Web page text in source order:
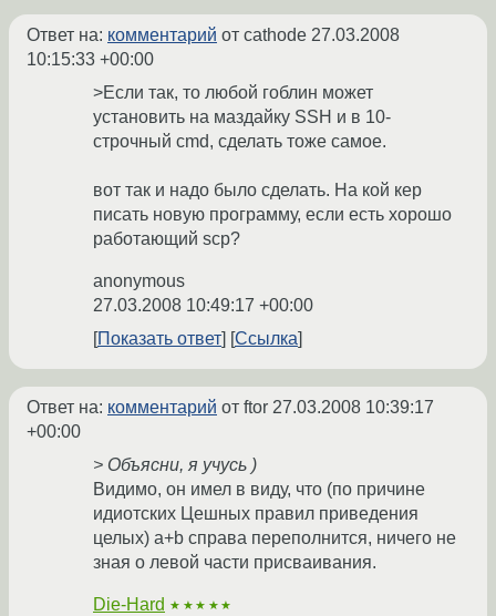
Ответ на: комментарий от cathode 27.03.2008
10:15:33 +00:00
>Если так, то любой гоблин может
установить на маздайку SSH и в 10-
строчный cmd, сделать тоже самое.
вот так и надо было сделать. На кой кер
писать новую программу, если есть хорошо
работающий scp?
anonymous
27.03.2008 10:49:17 +00:00
Показать ответ
Ссылка
Ответ на: комментарий от ftor 27.03.2008 10:39:17
+00:00
> Объясни, я учусь )
Видимо, он имел в виду, что (по причине
идиотских Цешных правил приведения
целых) a+b справа переполнится, ничего не
зная о левой части присваивания.
Die-Hard ★★★★★